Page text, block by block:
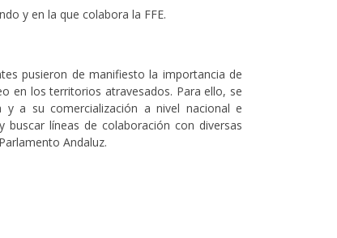
y en la que colabora la FFE.
pusieron de manifiesto la importancia de
en los territorios atravesados. Para ello, se
y a su comercialización a nivel nacional e
líneas de colaboración con diversas
Andaluz.